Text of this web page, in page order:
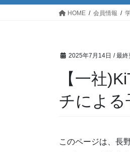
HOME 会員情報
2025年7月14日 / 最終
【一社
チによる
このページは、長